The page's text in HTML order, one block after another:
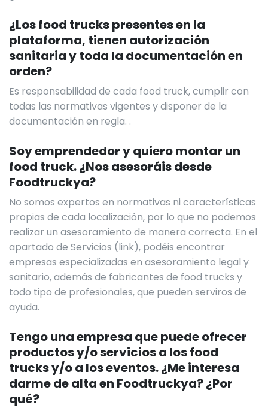
¿Los food trucks presentes en la
plataforma, tienen autorización
sanitaria y toda la documentación en
orden?
Es responsabilidad de cada food truck, cumplir con
todas las normativas vigentes y disponer de la
documentación en regla. .
Soy emprendedor y quiero montar un
food truck. ¿Nos asesoráis desde
Foodtruckya?
No somos expertos en normativas ni características
propias de cada localización, por lo que no podemos
realizar un asesoramiento de manera correcta. En el
apartado de Servicios (link), podéis encontrar
empresas especializadas en asesoramiento legal y
sanitario, además de fabricantes de food trucks y
todo tipo de profesionales, que pueden serviros de
ayuda.
Tengo una empresa que puede ofrecer
productos y/o servicios a los food
trucks y/o a los eventos. ¿Me interesa
darme de alta en Foodtruckya? ¿Por
qué?